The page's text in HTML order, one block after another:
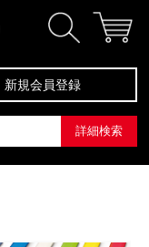
新規会員登録
詳細検索